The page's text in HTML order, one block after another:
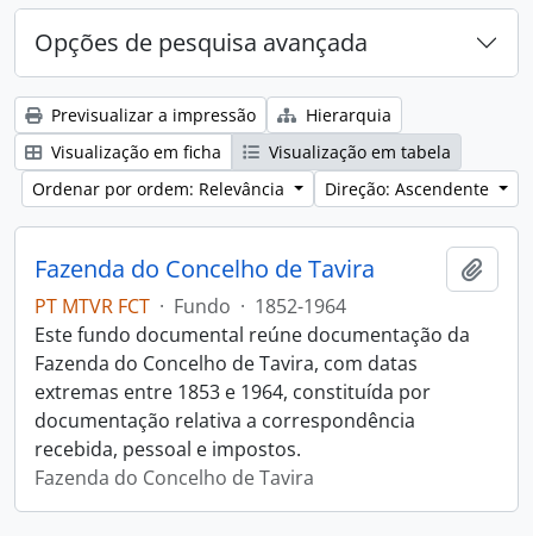
Opções de pesquisa avançada
Previsualizar a impressão
Hierarquia
Visualização em ficha
Visualização em tabela
Ordenar por ordem: Relevância
Direção: Ascendente
Fazenda do Concelho de Tavira
PT MTVR FCT · Fundo · 1852-1964
Este fundo documental reúne documentação da
Fazenda do Concelho de Tavira, com datas
extremas entre 1853 e 1964, constituída por
documentação relativa a correspondência
recebida, pessoal e impostos.
Fazenda do Concelho de Tavira